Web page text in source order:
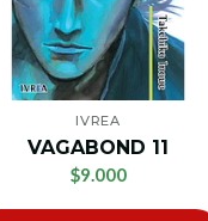
IVREA
VAGABOND 11
$9.000